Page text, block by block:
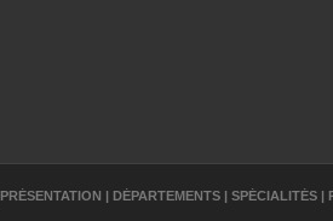
PRÉSENTATION | DÉPARTEMENTS | SPÉCIALITÉS |